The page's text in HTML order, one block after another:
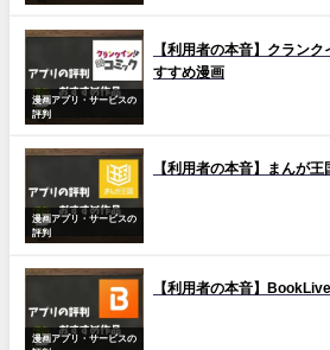
漫画アプリ・サービスの
評判
【利用者の本音】クラン
すすめ漫画
漫画アプリ・サービスの
評判
【利用者の本音】まんが
漫画アプリ・サービスの
【利用者の本音】